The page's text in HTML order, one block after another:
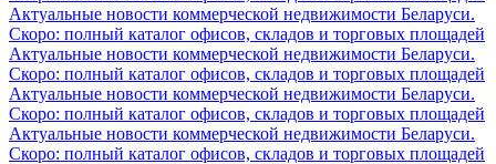
Актуальные новости коммерческой недвижимости Беларуси.
Скоро: полный каталог офисов, складов и торговых площадей
Актуальные новости коммерческой недвижимости Беларуси.
Скоро: полный каталог офисов, складов и торговых площадей
Актуальные новости коммерческой недвижимости Беларуси.
Скоро: полный каталог офисов, складов и торговых площадей
Актуальные новости коммерческой недвижимости Беларуси.
Скоро: полный каталог офисов, складов и торговых площадей